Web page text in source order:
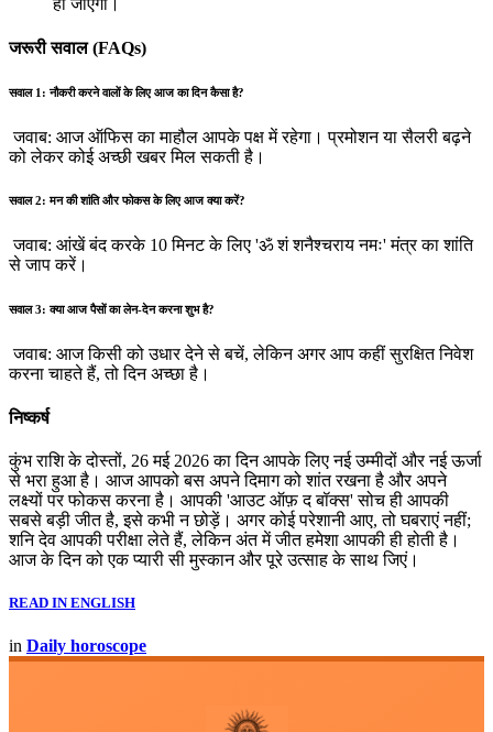
हो जाएगी।
जरूरी सवाल (FAQs)
सवाल 1: नौकरी करने वालों के लिए आज का दिन कैसा है?
जवाब: आज ऑफिस का माहौल आपके पक्ष में रहेगा। प्रमोशन या सैलरी बढ़ने
को लेकर कोई अच्छी खबर मिल सकती है।
सवाल 2: मन की शांति और फोकस के लिए आज क्या करें?
जवाब: आंखें बंद करके 10 मिनट के लिए 'ॐ शं शनैश्चराय नमः' मंत्र का शांति
से जाप करें।
सवाल 3: क्या आज पैसों का लेन-देन करना शुभ है?
जवाब: आज किसी को उधार देने से बचें, लेकिन अगर आप कहीं सुरक्षित निवेश
करना चाहते हैं, तो दिन अच्छा है।
निष्कर्ष
कुंभ राशि के दोस्तों, 26 मई 2026 का दिन आपके लिए नई उम्मीदों और नई ऊर्जा
से भरा हुआ है। आज आपको बस अपने दिमाग को शांत रखना है और अपने
लक्ष्यों पर फोकस करना है। आपकी 'आउट ऑफ़ द बॉक्स' सोच ही आपकी
सबसे बड़ी जीत है, इसे कभी न छोड़ें। अगर कोई परेशानी आए, तो घबराएं नहीं;
शनि देव आपकी परीक्षा लेते हैं, लेकिन अंत में जीत हमेशा आपकी ही होती है।
आज के दिन को एक प्यारी सी मुस्कान और पूरे उत्साह के साथ जिएं।
READ IN ENGLISH
in Daily horoscope